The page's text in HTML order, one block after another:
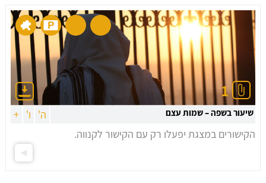
1
שיעור בשפה – שמות עצם ה' ו' +
הקישורים במצגת יפעלו רק עם הקישור לקנווה.